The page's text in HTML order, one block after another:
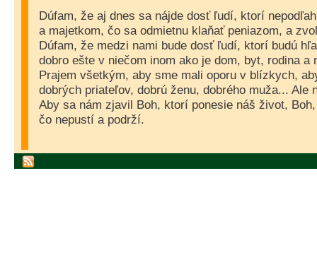
Dúfam, že aj dnes sa nájde dosť ľudí, ktorí
a majetkom, čo sa odmietnu klaňať peniazom, a
Dúfam, že medzi nami bude dosť ľudí, ktorí budú
dobro ešte v niečom inom ako je dom, byt, rodina a
Prajem všetkým, aby sme mali oporu v blízkych,
dobrých priateľov, dobrú ženu, dobrého muža... Ale
Aby sa nám zjavil Boh, ktorí ponesie náš život,
čo nepustí a podrží.